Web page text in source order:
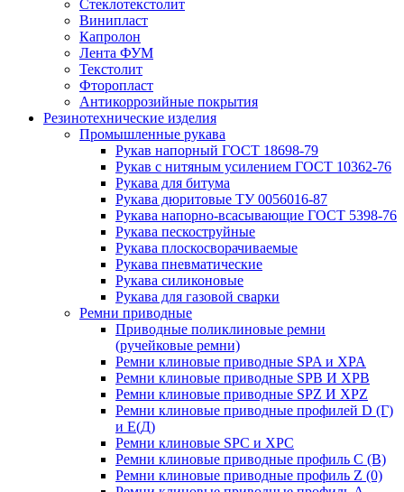
Стеклотекстолит
Винипласт
Капролон
Лента ФУМ
Текстолит
Фторопласт
Антикоррозийные покрытия
Резинотехнические изделия
Промышленные рукава
Рукав напорный ГОСТ 18698-79
Рукав с нитяным усилением ГОСТ 10362-76
Рукава для битума
Рукава дюритовые ТУ 0056016-87
Рукава напорно-всасывающие ГОСТ 5398-76
Рукава пескоструйные
Рукава плоскосворачиваемые
Рукава пневматические
Рукава силиконовые
Рукава для газовой сварки
Ремни приводные
Приводные поликлиновые ремни
(ручейковые ремни)
Ремни клиновые приводные SPA и XPA
Ремни клиновые приводные SPB И XPB
Ремни клиновые приводные SPZ И XPZ
Ремни клиновые приводные профилей D (Г)
и Е(Д)
Ремни клиновые SPC и XPC
Ремни клиновые приводные профиль C (В)
Ремни клиновые приводные профиль Z (0)